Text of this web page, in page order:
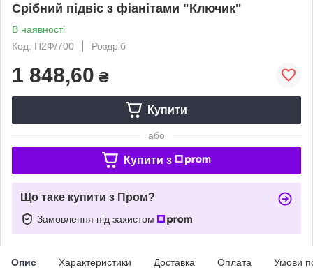
Срібний підвіс з фіанітами "Ключик"
В наявності
Код: П2Ф/700
Роздріб
1 848,60 ₴
Купити
або
Купити з
Що таке купити з Пром?
Замовлення під захистом
Опис Характеристики Доставка Оплата Умови